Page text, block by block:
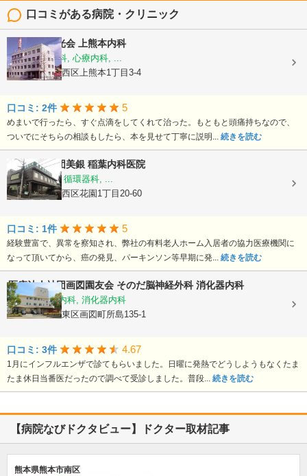
口コミがある病院・クリニック
医療法人陽光会 上熊本内科
内科, 神経内科, 心療内科, ...
熊本県熊本市西区上熊本1丁目3-4
口コミ: 2件 5
めまいで行ったら、すぐ点滴をしてくれて治った。もともと頭痛持ちなので、
ついでにそちらの相談もしたら、本を見せて丁寧に説明... 続きを読む
医療法人社団美銀 稲葉内科医院
内科, 胃腸科, 循環器科, ...
熊本県熊本市西区花園1丁目20-60
口コミ: 1件 5
経験豊富で、異常を察知され、弊社の有料老人ホーム入居者の協力医療機関に
なって頂いてから、癌の発見、パーキンソン等早期に発... 続きを読む
医療法人社団画図園友会 そのだ脳神経外科 消化器内科
脳神経外科, 内科, 消化器内科
熊本県熊本市東区画図町所島135-1
口コミ: 3件 4.67
1月にインフルエンザで診てもらいました。日曜に発熱でどうしようもなくたま
たま休日当番医だったので調べて受診しました。普段... 続きを読む
【病院なびドクタビュー】ドクター取材記事
熊本県熊本市南区